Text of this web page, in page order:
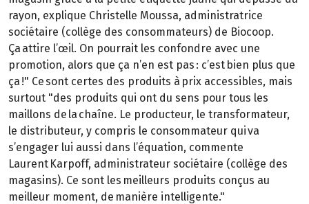
rayon, explique Christelle Moussa, administratrice
sociétaire (collège des consommateurs) de Biocoop.
Ça attire l’œil. On pourrait les confondre avec une
promotion, alors que ça n’en est pas : c’est bien plus que
ça !" Ce sont certes des produits à prix accessibles, mais
surtout "des produits qui ont du sens pour tous les
maillons de la chaîne. Le producteur, le transformateur,
le distributeur, y compris le consommateur qui va
s’engager lui aussi dans l’équation, commente
Laurent Karpoff, administrateur sociétaire (collège des
magasins). Ce sont les meilleurs produits conçus au
meilleur moment, de manière intelligente."